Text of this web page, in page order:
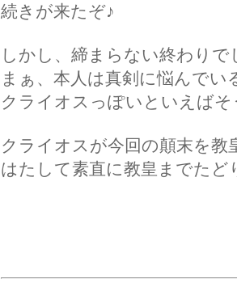
続きが来たぞ♪
しかし、締まらない終わりで
まぁ、本人は真剣に悩んで
クライオスっぽいといえば
クライオスが今回の顛末を
はたして素直に教皇までたど